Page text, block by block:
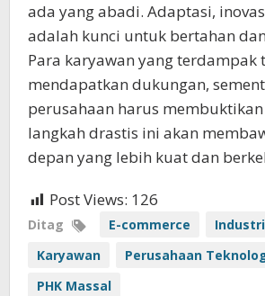
ada yang abadi. Adaptasi,
adalah kunci untuk bertahan
Para karyawan yang terdampak
mendapatkan dukungan,
perusahaan harus
langkah drastis ini akan
depan yang lebih kuat dan
Post Views: 126
Ditag E-commerce
Karyawan
Perusahaan
PHK Massal